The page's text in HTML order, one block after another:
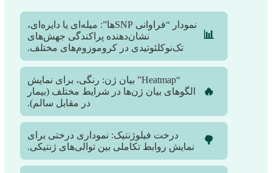
📊
نمودار “فراوانی SNP‌ها”: میله‌ای یا دایره‌ای،
نشان‌دهنده پراکندگی جهش‌های
تک‌نوکلئوتیدی در کروموزوم‌های مختلف.
🔥
“Heatmap” بیان ژن: رنگی، برای نمایش
الگوهای بیان ژن‌ها در شرایط مختلف (بیمار
در مقابل سالم).
🌳
درخت فیلوژنتیک: نموداری درختی برای
نمایش روابط تکاملی بین توالی‌های ژنتیکی.